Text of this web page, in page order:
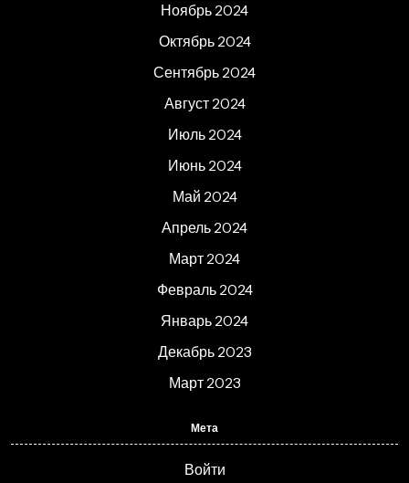
Ноябрь 2024
Октябрь 2024
Сентябрь 2024
Август 2024
Июль 2024
Июнь 2024
Май 2024
Апрель 2024
Март 2024
Февраль 2024
Январь 2024
Декабрь 2023
Март 2023
Мета
Войти